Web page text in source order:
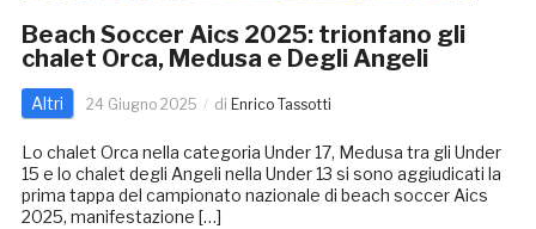
Beach Soccer Aics 2025: trionfano gli
chalet Orca, Medusa e Degli Angeli
Altri 24 Giugno 2025 di Enrico Tassotti
Lo chalet Orca nella categoria Under 17, Medusa tra gli Under
15 e lo chalet degli Angeli nella Under 13 si sono aggiudicati la
prima tappa del campionato nazionale di beach soccer Aics
2025, manifestazione […]